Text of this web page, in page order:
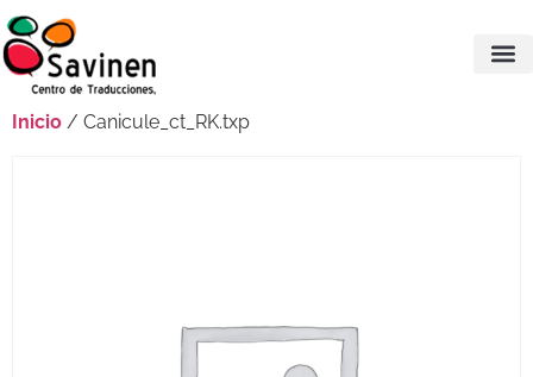
Inicio / Canicule_ct_RK.txp